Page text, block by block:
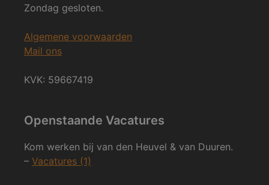
Zondag gesloten.
Algemene voorwaarden
Mail ons
KVK: 59667419
Openstaande Vacatures
Kom werken bij van den Heuvel & van Duuren.
– Vacatures (1)